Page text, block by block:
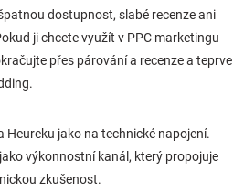
dostupnost, slabé recenze ani
ji chcete využít v PPC marketingu
přes párování a recenze a teprve
Heureku jako na technické napojení.
výkonnostní kanál, který propojuje
zkušenost.